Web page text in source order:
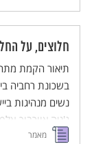
חלוצים, על
תיאור הקמת
בשכונת רחביה
נשים מנהיגות
ג'ניה אוורבוך-
הנשים - תרומתן
מאמר